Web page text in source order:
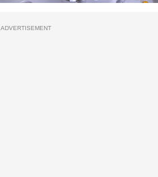
ADVERTISEMENT